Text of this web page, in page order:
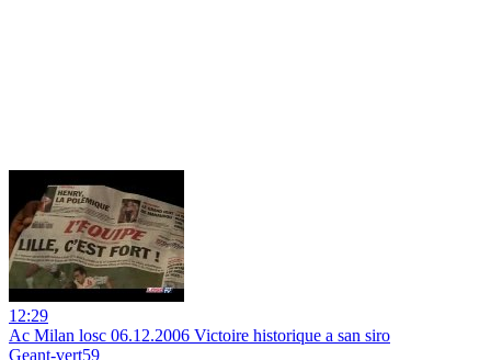
12:29
Ac Milan losc 06.12.2006 Victoire historique a san siro
Geant-vert59